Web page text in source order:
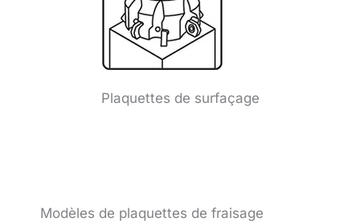
Plaquettes de surfaçage
Modèles de plaquettes de fraisage